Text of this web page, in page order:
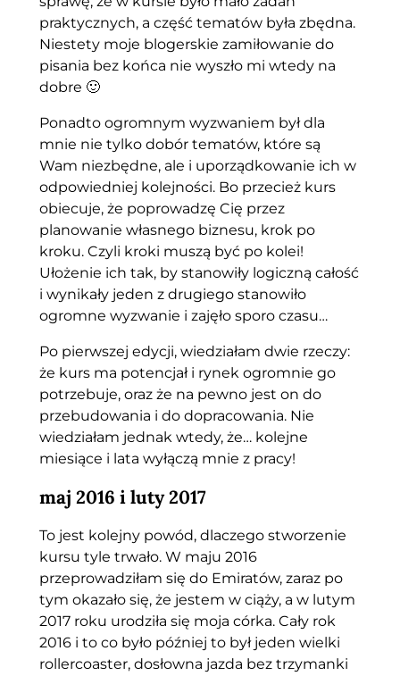
praktycznych, a część tematów była zbędna.
Niestety moje blogerskie zamiłowanie do
pisania bez końca nie wyszło mi wtedy na
dobre 🙂
Ponadto ogromnym wyzwaniem był dla
mnie nie tylko dobór tematów, które są
Wam niezbędne, ale i uporządkowanie ich w
odpowiedniej kolejności. Bo przecież kurs
obiecuje, że poprowadzę Cię przez
planowanie własnego biznesu, krok po
kroku. Czyli kroki muszą być po kolei!
Ułożenie ich tak, by stanowiły logiczną całość
i wynikały jeden z drugiego stanowiło
ogromne wyzwanie i zajęło sporo czasu…
Po pierwszej edycji, wiedziałam dwie rzeczy:
że kurs ma potencjał i rynek ogromnie go
potrzebuje, oraz że na pewno jest on do
przebudowania i do dopracowania. Nie
wiedziałam jednak wtedy, że… kolejne
miesiące i lata wyłączą mnie z pracy!
maj 2016 i luty 2017
To jest kolejny powód, dlaczego stworzenie
kursu tyle trwało. W maju 2016
przeprowadziłam się do Emiratów, zaraz po
tym okazało się, że jestem w ciąży, a w lutym
2017 roku urodziła się moja córka. Cały rok
2016 i to co było później to był jeden wielki
rollercoaster, dosłowna jazda bez trzymanki